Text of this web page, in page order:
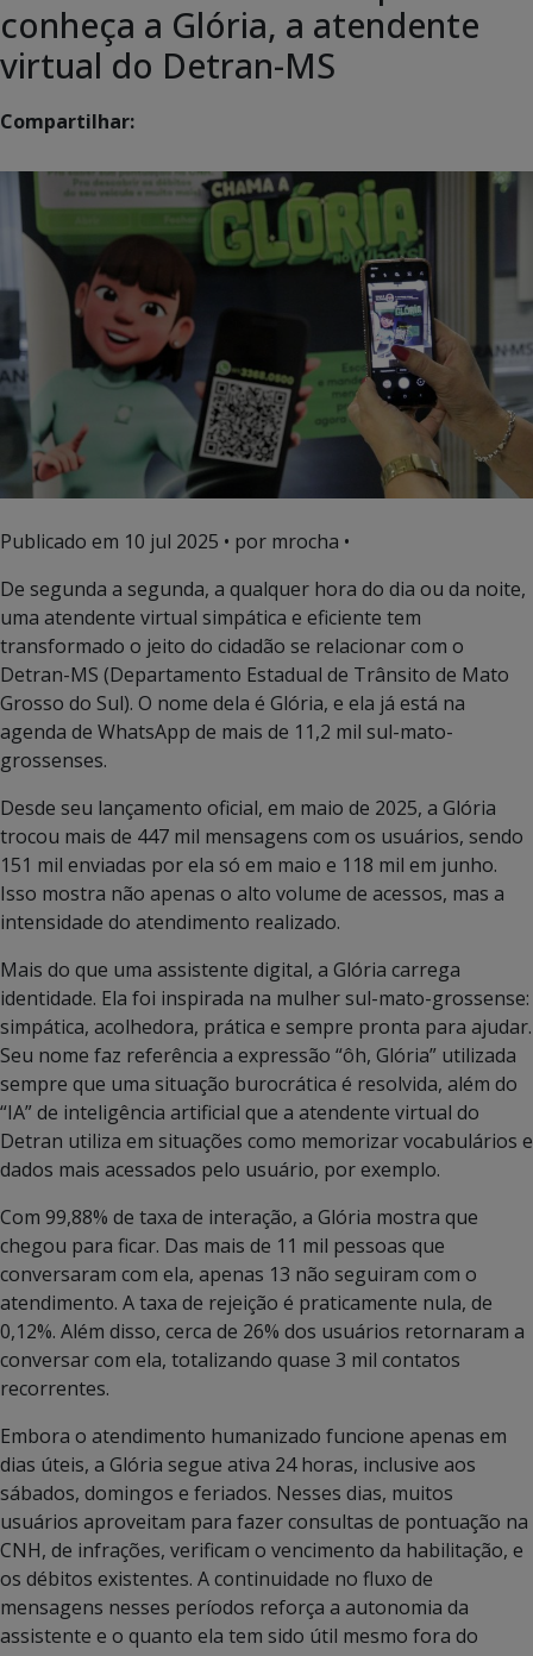
conheça a Glória, a atendente
virtual do Detran-MS
Compartilhar:
Publicado em 10 jul 2025 • por mrocha •
De segunda a segunda, a qualquer hora do dia ou da noite,
uma atendente virtual simpática e eficiente tem
transformado o jeito do cidadão se relacionar com o
Detran-MS (Departamento Estadual de Trânsito de Mato
Grosso do Sul). O nome dela é Glória, e ela já está na
agenda de WhatsApp de mais de 11,2 mil sul-mato-
grossenses.
Desde seu lançamento oficial, em maio de 2025, a Glória
trocou mais de 447 mil mensagens com os usuários, sendo
151 mil enviadas por ela só em maio e 118 mil em junho.
Isso mostra não apenas o alto volume de acessos, mas a
intensidade do atendimento realizado.
Mais do que uma assistente digital, a Glória carrega
identidade. Ela foi inspirada na mulher sul-mato-grossense:
simpática, acolhedora, prática e sempre pronta para ajudar.
Seu nome faz referência a expressão “ôh, Glória” utilizada
sempre que uma situação burocrática é resolvida, além do
“IA” de inteligência artificial que a atendente virtual do
Detran utiliza em situações como memorizar vocabulários e
dados mais acessados pelo usuário, por exemplo.
Com 99,88% de taxa de interação, a Glória mostra que
chegou para ficar. Das mais de 11 mil pessoas que
conversaram com ela, apenas 13 não seguiram com o
atendimento. A taxa de rejeição é praticamente nula, de
0,12%. Além disso, cerca de 26% dos usuários retornaram a
conversar com ela, totalizando quase 3 mil contatos
recorrentes.
Embora o atendimento humanizado funcione apenas em
dias úteis, a Glória segue ativa 24 horas, inclusive aos
sábados, domingos e feriados. Nesses dias, muitos
usuários aproveitam para fazer consultas de pontuação na
CNH, de infrações, verificam o vencimento da habilitação, e
os débitos existentes. A continuidade no fluxo de
mensagens nesses períodos reforça a autonomia da
assistente e o quanto ela tem sido útil mesmo fora do